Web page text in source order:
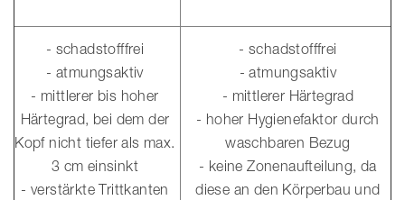
- schadstofffrei
- atmungsaktiv
- mittlerer bis hoher
Härtegrad, bei dem der
Kopf nicht tiefer als max.
3 cm einsinkt
- verstärkte Trittkanten
- schadstofffrei
- atmungsaktiv
- mittlerer Härtegrad
- hoher Hygienefaktor durch
waschbaren Bezug
- keine Zonenaufteilung, da
diese an den Körperbau und